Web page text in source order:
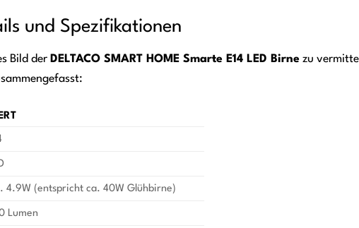
und Spezifikationen
Bild der DELTACO SMART HOME Smarte E14 LED Birne zu
4.9W (entspricht ca. 40W Glühbirne)
Lumen